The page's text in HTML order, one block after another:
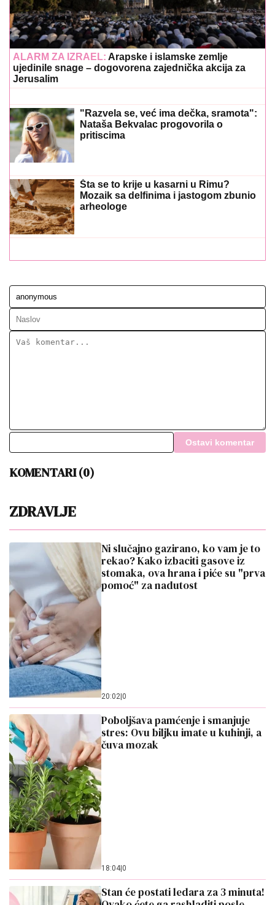
ALARM ZA IZRAEL: Arapske i islamske zemlje
ujedinile snage – dogovorena zajednička akcija za
Jerusalim
"Razvela se, već ima dečka, sramota":
Nataša Bekvalac progovorila o
pritiscima
Šta se to krije u kasarni u Rimu?
Mozaik sa delfinima i jastogom zbunio
arheologe
Ostavi komentar
KOMENTARI (0)
ZDRAVLJE
Ni slučajno gazirano, ko vam je to
rekao? Kako izbaciti gasove iz
stomaka, ova hrana i piće su "prva
pomoć" za nadutost
20:02|0
Poboljšava pamćenje i smanjuje
stres: Ovu biljku imate u kuhinji, a
čuva mozak
18:04|0
Stan će postati ledara za 3 minuta!